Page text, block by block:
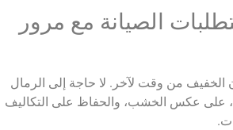
الصيانة مع مرور
الخفيف من وقت لآخر. لا حاجة إلى الرمال
على عكس الخشب، والحفاظ على التكاليف